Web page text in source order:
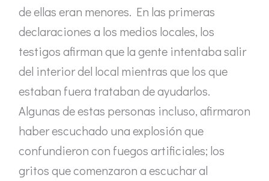
de ellas eran menores. En las primeras
declaraciones a los medios locales, los
testigos afirman que la gente intentaba salir
del interior del local mientras que los que
estaban fuera trataban de ayudarlos.
Algunas de estas personas incluso, afirmaron
haber escuchado una explosión que
confundieron con fuegos artificiales; los
gritos que comenzaron a escuchar al